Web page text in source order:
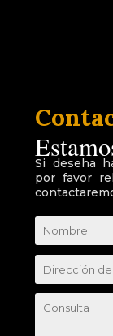
Si deseha
por favor